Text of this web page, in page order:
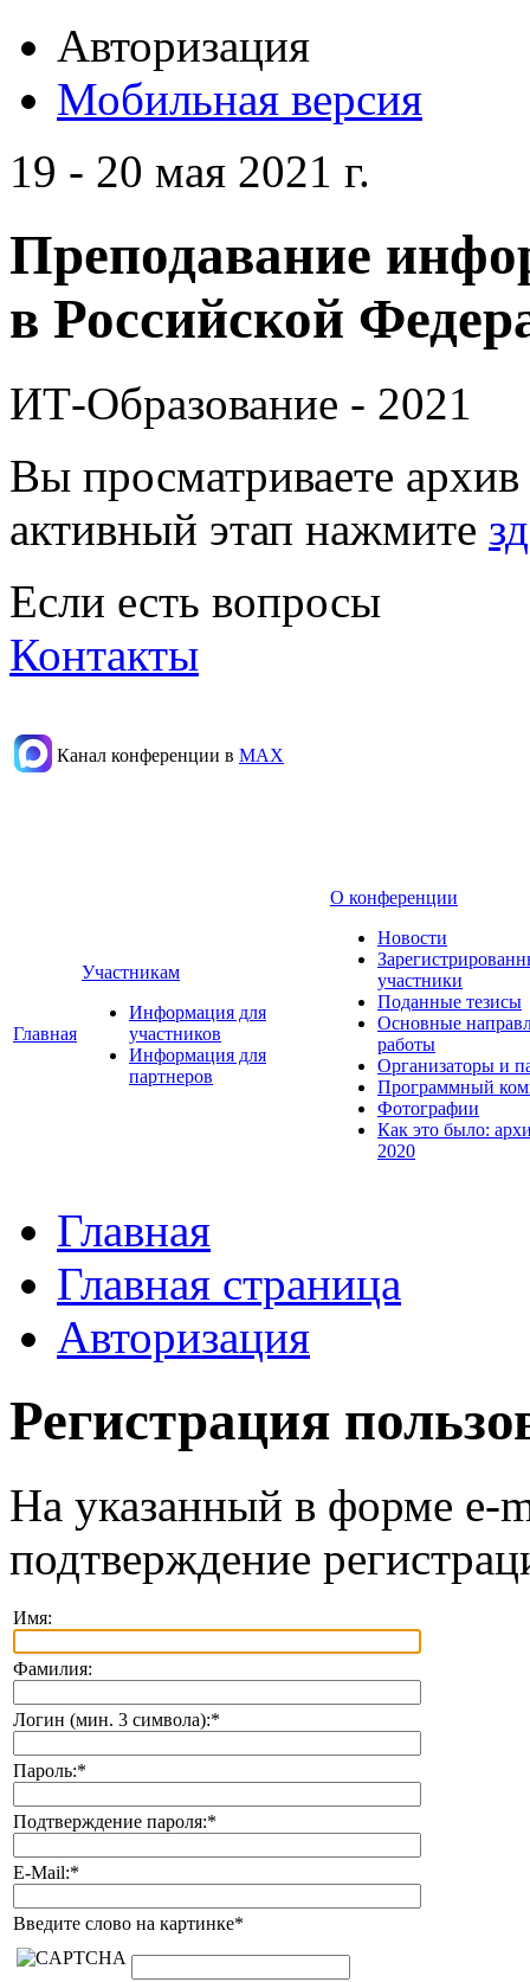
Авторизация
Мобильная версия
19 - 20 мая 2021 г.
Преподавание
в Российской
ИТ-Образование - 2021
Вы просматриваете
активный этап нажмите
Если есть вопросы
Контакты
Канал конференции в МАХ
Главная
Участникам
Информация для
участников
Информация для
партнеров
О конференции
Новости
участники
Поданные тезисы
Основные
работы
Организаторы и
Программный
Фотографии
Как это было:
2020
Главная
Главная страница
Авторизация
Регистрация
На указанный в форме e-
подтверждение
Имя:
Фамилия:
Логин (мин. 3 символа):*
Пароль:*
Подтверждение пароля:*
E-Mail:*
Введите слово на картинке*